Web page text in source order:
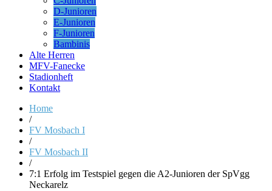
D-Junioren
E-Junioren
F-Junioren
Bambinis
Alte Herren
MFV-Fanecke
Stadionheft
Kontakt
Home
/
FV Mosbach I
/
FV Mosbach II
/
7:1 Erfolg im Testspiel gegen die A2-Junioren der SpVgg
Neckarelz